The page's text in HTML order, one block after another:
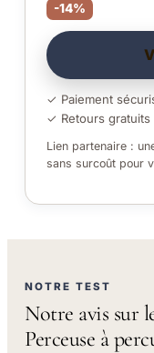
-14%
✓ Paiement
✓ Retours gratuits
Lien partenaire :
sans surcoût pour
NOTRE TEST
Notre avis sur
Perceuse à